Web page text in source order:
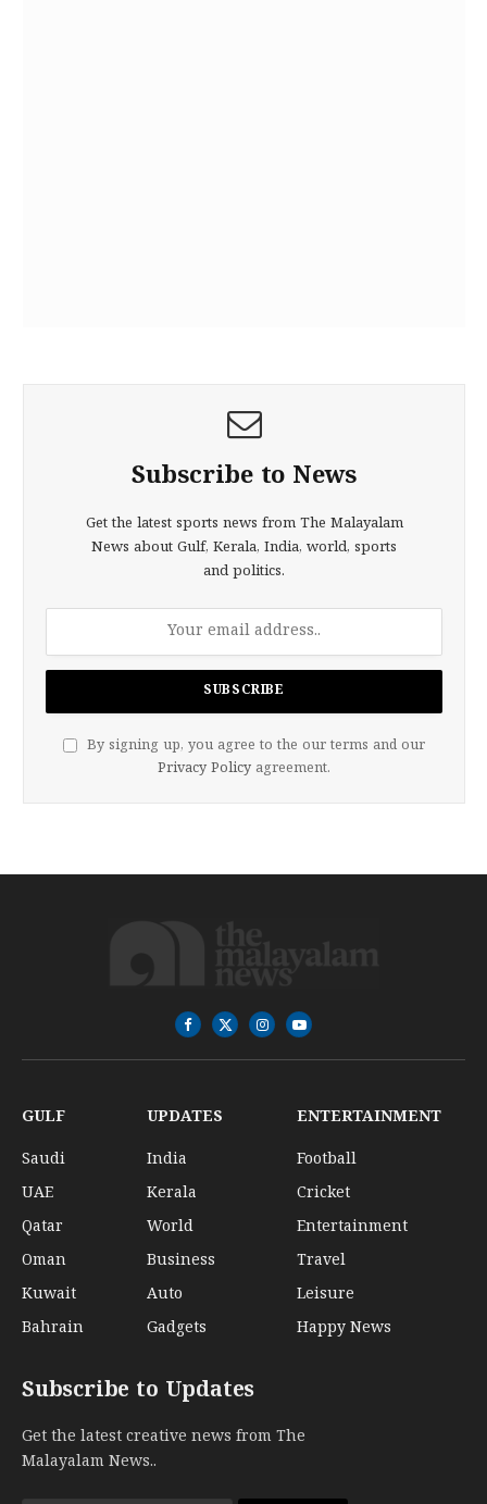
Subscribe to News
Get the latest sports news from The Malayalam
News about Gulf, Kerala, India, world, sports
and politics.
By signing up, you agree to the our terms and our
Privacy Policy agreement.
Facebook
X
(Twitter)
InstagramYouTube
GULF
Saudi
UAE
Qatar
Oman
Kuwait
Bahrain
UPDATES
India
Kerala
World
Business
Auto
Gadgets
ENTERTAINMENT
Football
Cricket
Entertainment
Travel
Leisure
Happy News
Subscribe to Updates
Get the latest creative news from The
Malayalam News..